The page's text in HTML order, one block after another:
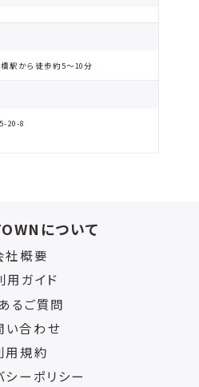
橋駅から徒歩約5〜10分
20-8
について
社概要
用ガイド
るご質問
い合わせ
用規約
シーポリシー